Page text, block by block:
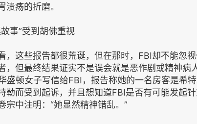
溃疡的折磨。
”受到胡佛重视
这些报告都很荒诞，但在那时，FBI却不能忽视
，但最终结果证实不是误会就是恶作剧或精神病
盛顿女子写信给FBI，报告称她的一名房客是希
勒而受到起诉，并且想知道FBI是否有可能发起
宗中注明：“她显然精神错乱。”